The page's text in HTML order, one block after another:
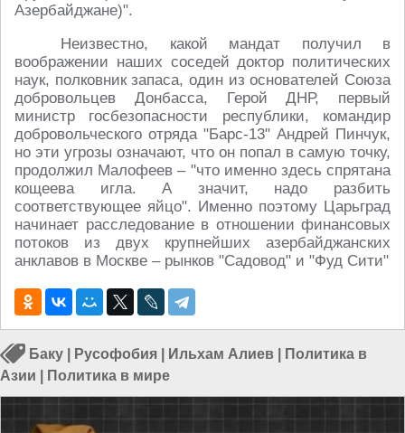
Азербайджане)".
Неизвестно, какой мандат получил в
воображении наших соседей доктор политических
наук, полковник запаса, один из основателей Союза
добровольцев Донбасса, Герой ДНР, первый
министр госбезопасности республики, командир
добровольческого отряда "Барс-13" Андрей Пинчук,
но эти угрозы означают, что он попал в самую точку,
продолжил Малофеев – "что именно здесь спрятана
кощеева игла. А значит, надо разбить
соответствующее яйцо". Именно поэтому Царьград
начинает расследование в отношении финансовых
потоков из двух крупнейших азербайджанских
анклавов в Москве – рынков "Садовод" и "Фуд Сити"
Баку Русофобия Ильхам Алиев
Политика в
Азии
Политика в мире